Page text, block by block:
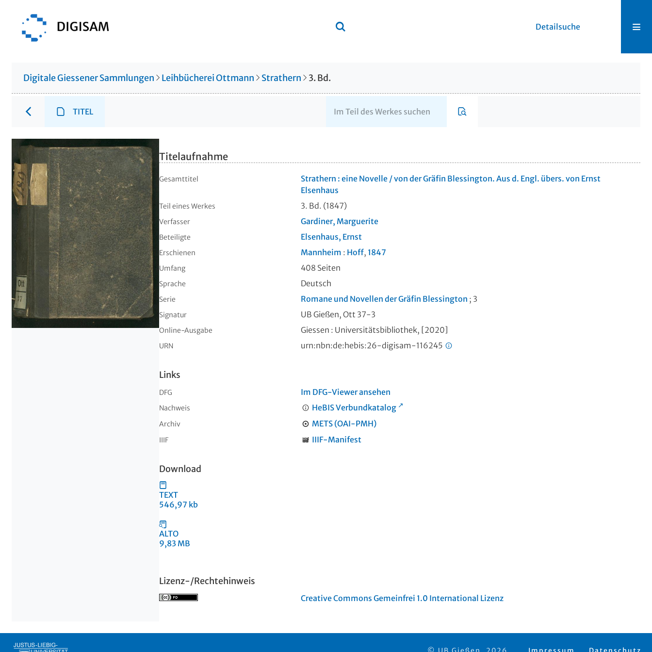
Detailsuche
Digitale Giessener Sammlungen Leihbücherei Ottmann Strathern 3. Bd.
TITEL
Titelaufnahme
Gesamttitel
Strathern : eine Novelle / von der Gräfin Blessington. Aus d. Engl. übers. von Ernst
Elsenhaus
Teil eines Werkes 3. Bd. (1847)
Verfasser Gardiner, Marguerite
Beteiligte Elsenhaus, Ernst
Erschienen Mannheim : Hoff, 1847
Umfang 408 Seiten
Sprache Deutsch
Serie Romane und Novellen der Gräfin Blessington ; 3
Signatur UB Gießen, Ott 37-3
Online-Ausgabe Giessen : Universitätsbibliothek, [2020]
URN urn:nbn:de:hebis:26-digisam-116245
Links
DFG Im DFG-Viewer ansehen
Nachweis HeBIS Verbundkatalog
Archiv METS (OAI-PMH)
IIIF IIIF-Manifest
Download
TEXT
546,97 kb
ALTO
9,83 MB
Lizenz-/Rechtehinweis
Creative Commons Gemeinfrei 1.0 International Lizenz